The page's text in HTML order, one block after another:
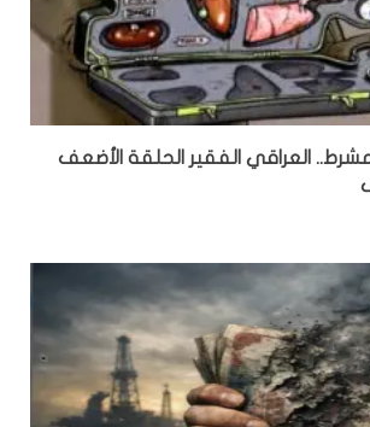
العراقي الفقير الحلقة الأضعف